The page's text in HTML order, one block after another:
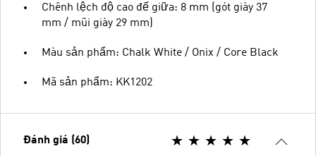
Chênh lệch độ cao đế giữa: 8 mm (gót giày 37
mm / mũi giày 29 mm)
Màu sản phẩm: Chalk White / Onix / Core Black
Mã sản phẩm: KK1202
Đánh giá (60)